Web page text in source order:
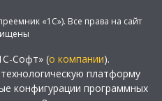
«1С»). Все права на сайт
Софт» (о компании).
платформу
конфигурации программных